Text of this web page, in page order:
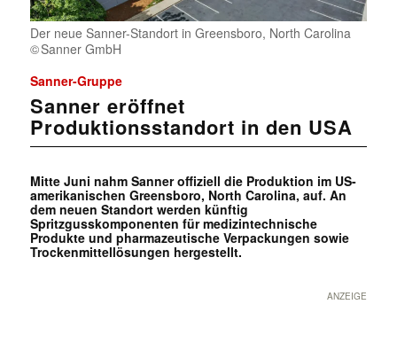
Der neue Sanner-Standort in Greensboro, North Carolina
Sanner GmbH
Sanner-Gruppe
Sanner eröffnet
Produktionsstandort in den USA
Mitte Juni nahm Sanner offiziell die Produktion im US-
amerikanischen Greensboro, North Carolina, auf. An
dem neuen Standort werden künftig
Spritzgusskomponenten für medizintechnische
Produkte und pharmazeutische Verpackungen sowie
Trockenmittellösungen hergestellt.
ANZEIGE